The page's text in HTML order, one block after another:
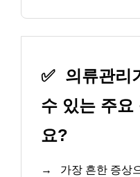
✅ 의류관리
수 있는 주요
요?
→
가장 흔한 증상